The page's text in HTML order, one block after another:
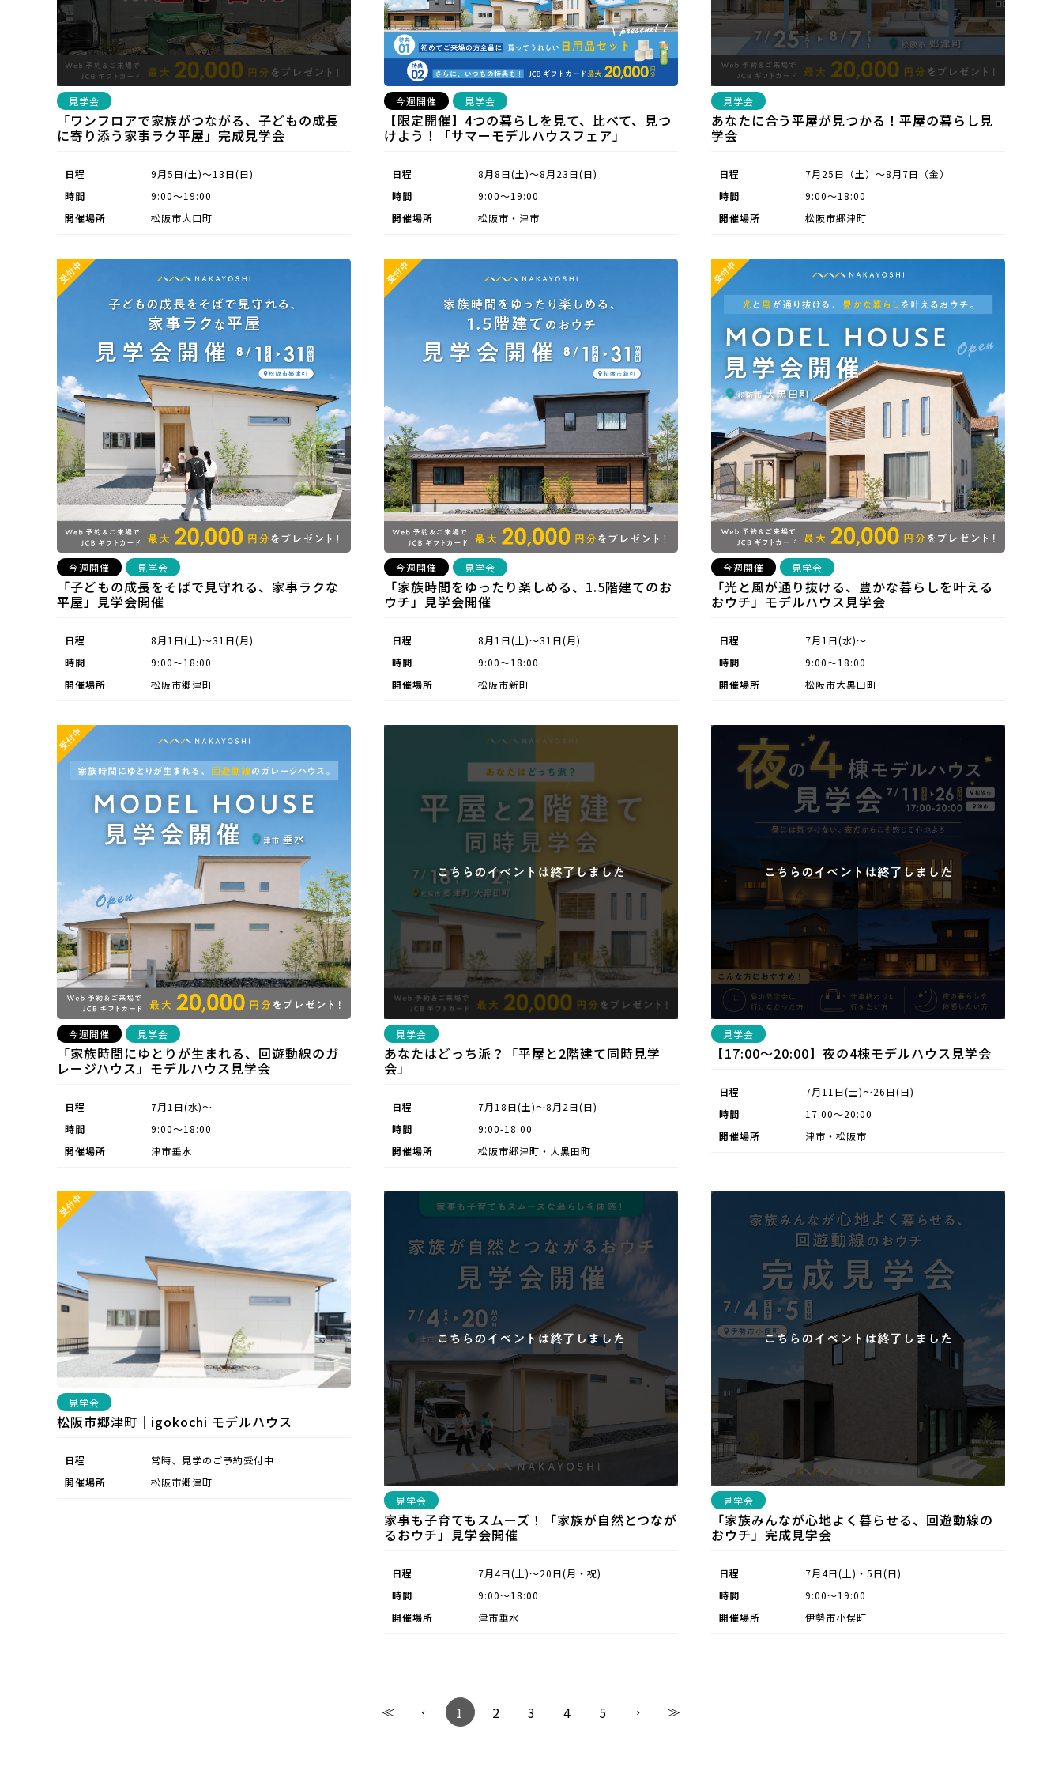
見学会
「ワンフロアで家族がつながる、子どもの成長
に寄り添う家事ラク平屋」完成見学会
日程
9月5日(土)～13日(日)
時間
9:00～19:00
開催場所
松阪市大口町
今週開催 見学会
【限定開催】4つの暮らしを見て、比べて、見つ
けよう！「サマーモデルハウスフェア」
日程
8月8日(土)～8月23日(日)
時間
9:00～19:00
開催場所
松阪市・津市
見学会
あなたに合う平屋が見つかる！平屋の暮らし見
学会
日程
7月25日（土）～8月7日（金）
時間
9:00〜18:00
開催場所
松阪市郷津町
今週開催 見学会
「子どもの成長をそばで見守れる、家事ラクな
平屋」見学会開催
日程
8月1日(土)～31日(月)
時間
9:00～18:00
開催場所
松阪市郷津町
今週開催 見学会
「家族時間をゆったり楽しめる、1.5階建てのお
ウチ」見学会開催
日程
8月1日(土)～31日(月)
時間
9:00～18:00
開催場所
松阪市新町
今週開催 見学会
「光と風が通り抜ける、豊かな暮らしを叶える
おウチ」モデルハウス見学会
日程
7月1日(水)～
時間
9:00〜18:00
開催場所
松阪市大黒田町
今週開催 見学会
「家族時間にゆとりが生まれる、回遊動線のガ
レージハウス」モデルハウス見学会
日程
7月1日(水)～
時間
9:00～18:00
開催場所
津市垂水
見学会
あなたはどっち派？「平屋と2階建て同時見学
会」
日程
7月18日(土)～8月2日(日)
時間
9:00-18:00
開催場所
松阪市郷津町・大黒田町
見学会
【17:00～20:00】夜の4棟モデルハウス見学会
日程
7月11日(土)～26日(日)
時間
17:00～20:00
開催場所
津市・松阪市
見学会
松阪市郷津町｜igokochi モデルハウス
日程
常時、見学のご予約受付中
開催場所
松阪市郷津町
見学会
家事も子育てもスムーズ！「家族が自然とつなが
るおウチ」見学会開催
日程
7月4日(土)～20日(月・祝)
時間
9:00〜18:00
開催場所
津市垂水
見学会
「家族みんなが心地よく暮らせる、回遊動線の
おウチ」完成見学会
日程
7月4日(土)・5日(日)
時間
9:00～19:00
開催場所
伊勢市小俣町
1 2 3 4 5